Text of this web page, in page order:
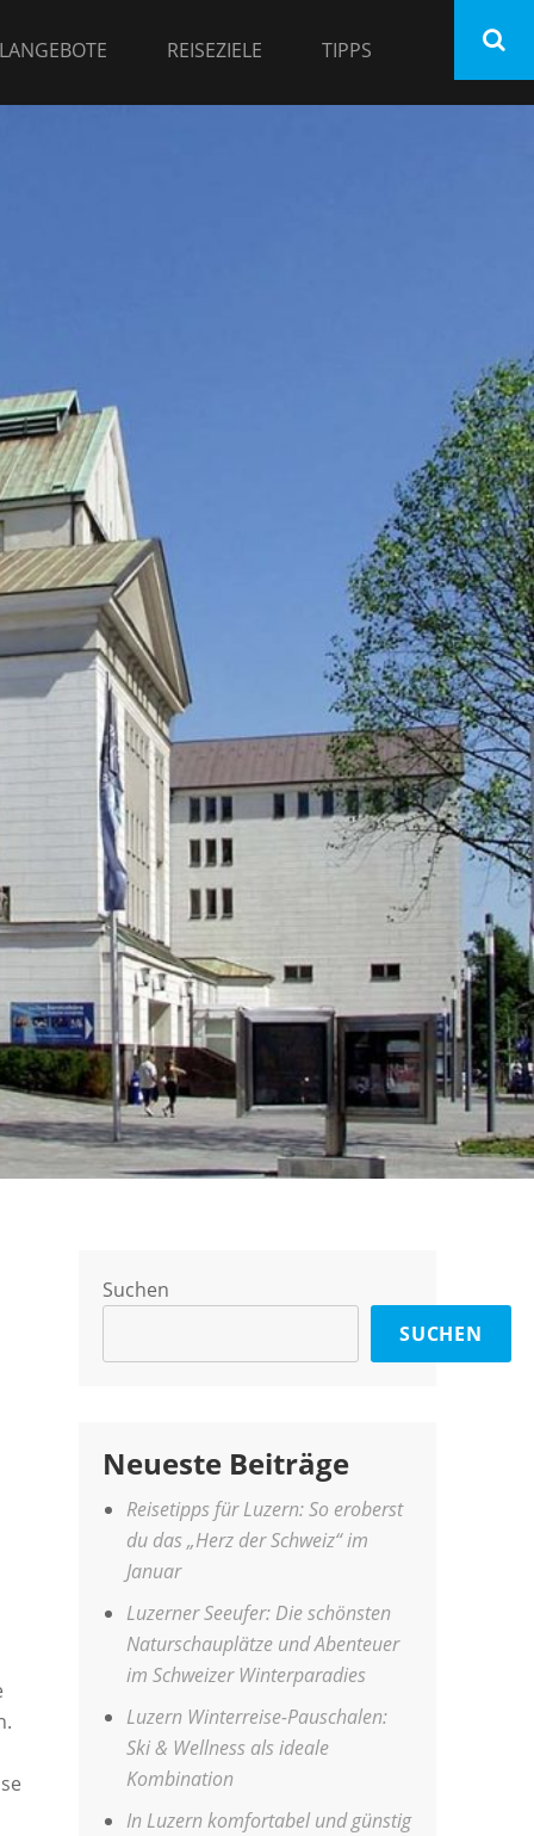
REISEZIELE TIPPS
Suchen
SUCHEN
Neueste Beiträge
Reisetipps für Luzern: So eroberst
du das „Herz der Schweiz“ im
Januar
Luzerner Seeufer: Die schönsten
Naturschauplätze und Abenteuer
im Schweizer Winterparadies
Luzern Winterreise-Pauschalen:
Ski & Wellness als ideale
Kombination
In Luzern komfortabel und günstig